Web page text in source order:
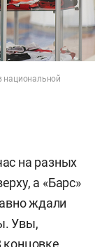
национальной
на разных
а «Барс»
ждали
Увы,